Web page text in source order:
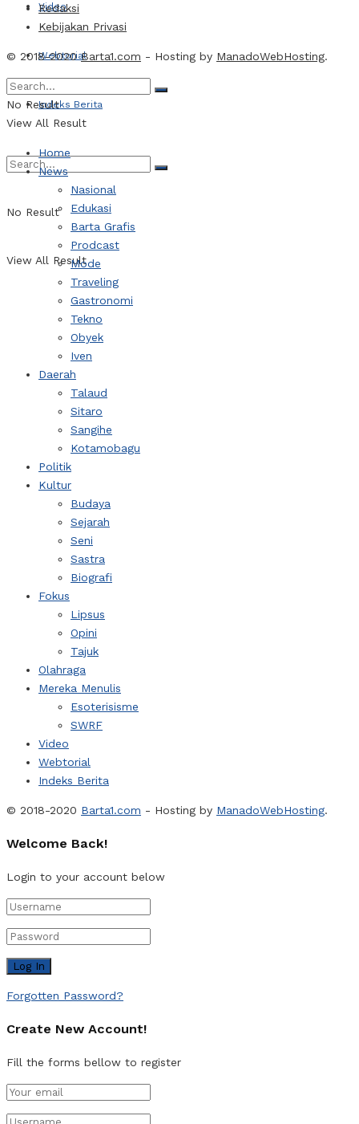
Video
Webtorial
Indeks Berita
No Result
View All Result
Redaksi
Kebijakan Privasi
© 2018-2020Barta1.com - Hosting by ManadoWebHosting.
No Result
View All Result
Home
News
Nasional
Edukasi
Barta Grafis
Prodcast
Mode
Traveling
Gastronomi
Tekno
Obyek
Iven
Daerah
Talaud
Sitaro
Sangihe
Kotamobagu
Politik
Kultur
Budaya
Sejarah
Seni
Sastra
Biografi
Fokus
Lipsus
Opini
Tajuk
Olahraga
Mereka Menulis
Esoterisisme
SWRF
Video
Webtorial
Indeks Berita
© 2018-2020 Barta1.com - Hosting by ManadoWebHosting.
Welcome Back!
Login to your account below
Forgotten Password?
Create New Account!
Fill the forms bellow to register